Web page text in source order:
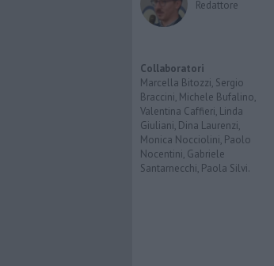
Redattore
Collaboratori
Marcella Bitozzi, Sergio
Braccini, Michele Bufalino,
Valentina Caffieri, Linda
Giuliani, Dina Laurenzi,
Monica Nocciolini, Paolo
Nocentini, Gabriele
Santarnecchi, Paola Silvi.